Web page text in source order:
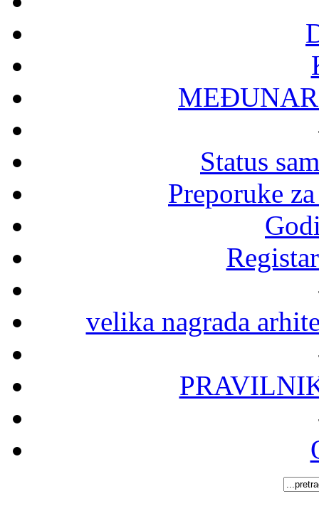
Status
Preporuke
velika nagrada